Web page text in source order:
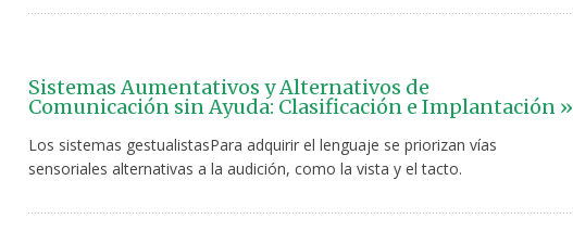
Sistemas Aumentativos y Alternativos de
Comunicación sin Ayuda: Clasificación e Implantación »
Los sistemas gestualistasPara adquirir el lenguaje se priorizan vías
sensoriales alternativas a la audición, como la vista y el tacto.